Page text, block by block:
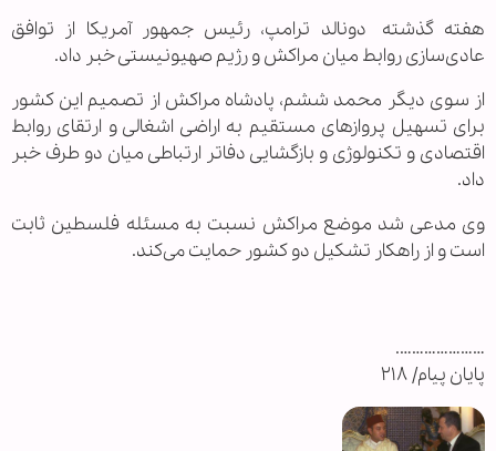
هفته گذشته دونالد ترامپ، رئیس‌ جمهور آمریکا از توافق
عادی‌سازی روابط میان مراکش و رژیم صهیونیستی خبر داد.
از سوی دیگر محمد ششم، پادشاه مراکش از تصمیم این کشور
برای تسهیل پروازهای مستقیم به اراضی اشغالی و ارتقای روابط
اقتصادی و تکنولوژی و بازگشایی دفاتر ارتباطی میان دو طرف خبر
داد.
وی مدعی شد موضع مراکش نسبت به مسئله فلسطین ثابت
است و از راهکار تشکیل دو کشور حمایت می‌کند.
………………….
پایان پیام/ ۲۱۸